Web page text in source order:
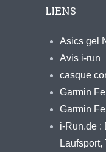
LIENS
Asics gel
Avis i-run
casque
Garmin
Garmin
i-Run.de :